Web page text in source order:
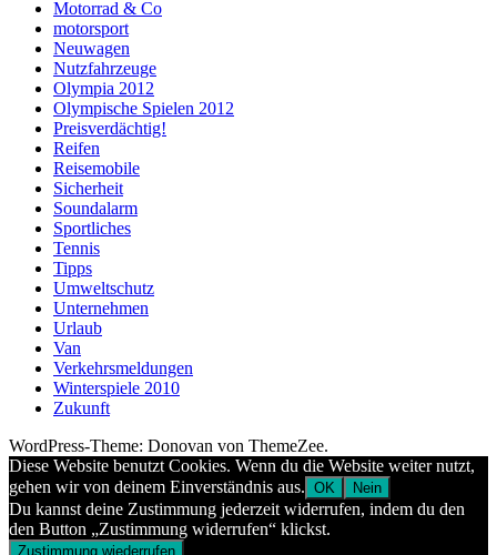
Motorrad & Co
motorsport
Neuwagen
Nutzfahrzeuge
Olympia 2012
Olympische Spielen 2012
Preisverdächtig!
Reifen
Reisemobile
Sicherheit
Soundalarm
Sportliches
Tennis
Tipps
Umweltschutz
Unternehmen
Urlaub
Van
Verkehrsmeldungen
Winterspiele 2010
Zukunft
WordPress-Theme: Donovan von ThemeZee.
Diese Website benutzt Cookies. Wenn du die Website weiter nutzt,
gehen wir von deinem Einverständnis aus. OK Nein
Du kannst deine Zustimmung jederzeit widerrufen, indem du den
den Button „Zustimmung widerrufen“ klickst.
Zustimmung wiederrufen